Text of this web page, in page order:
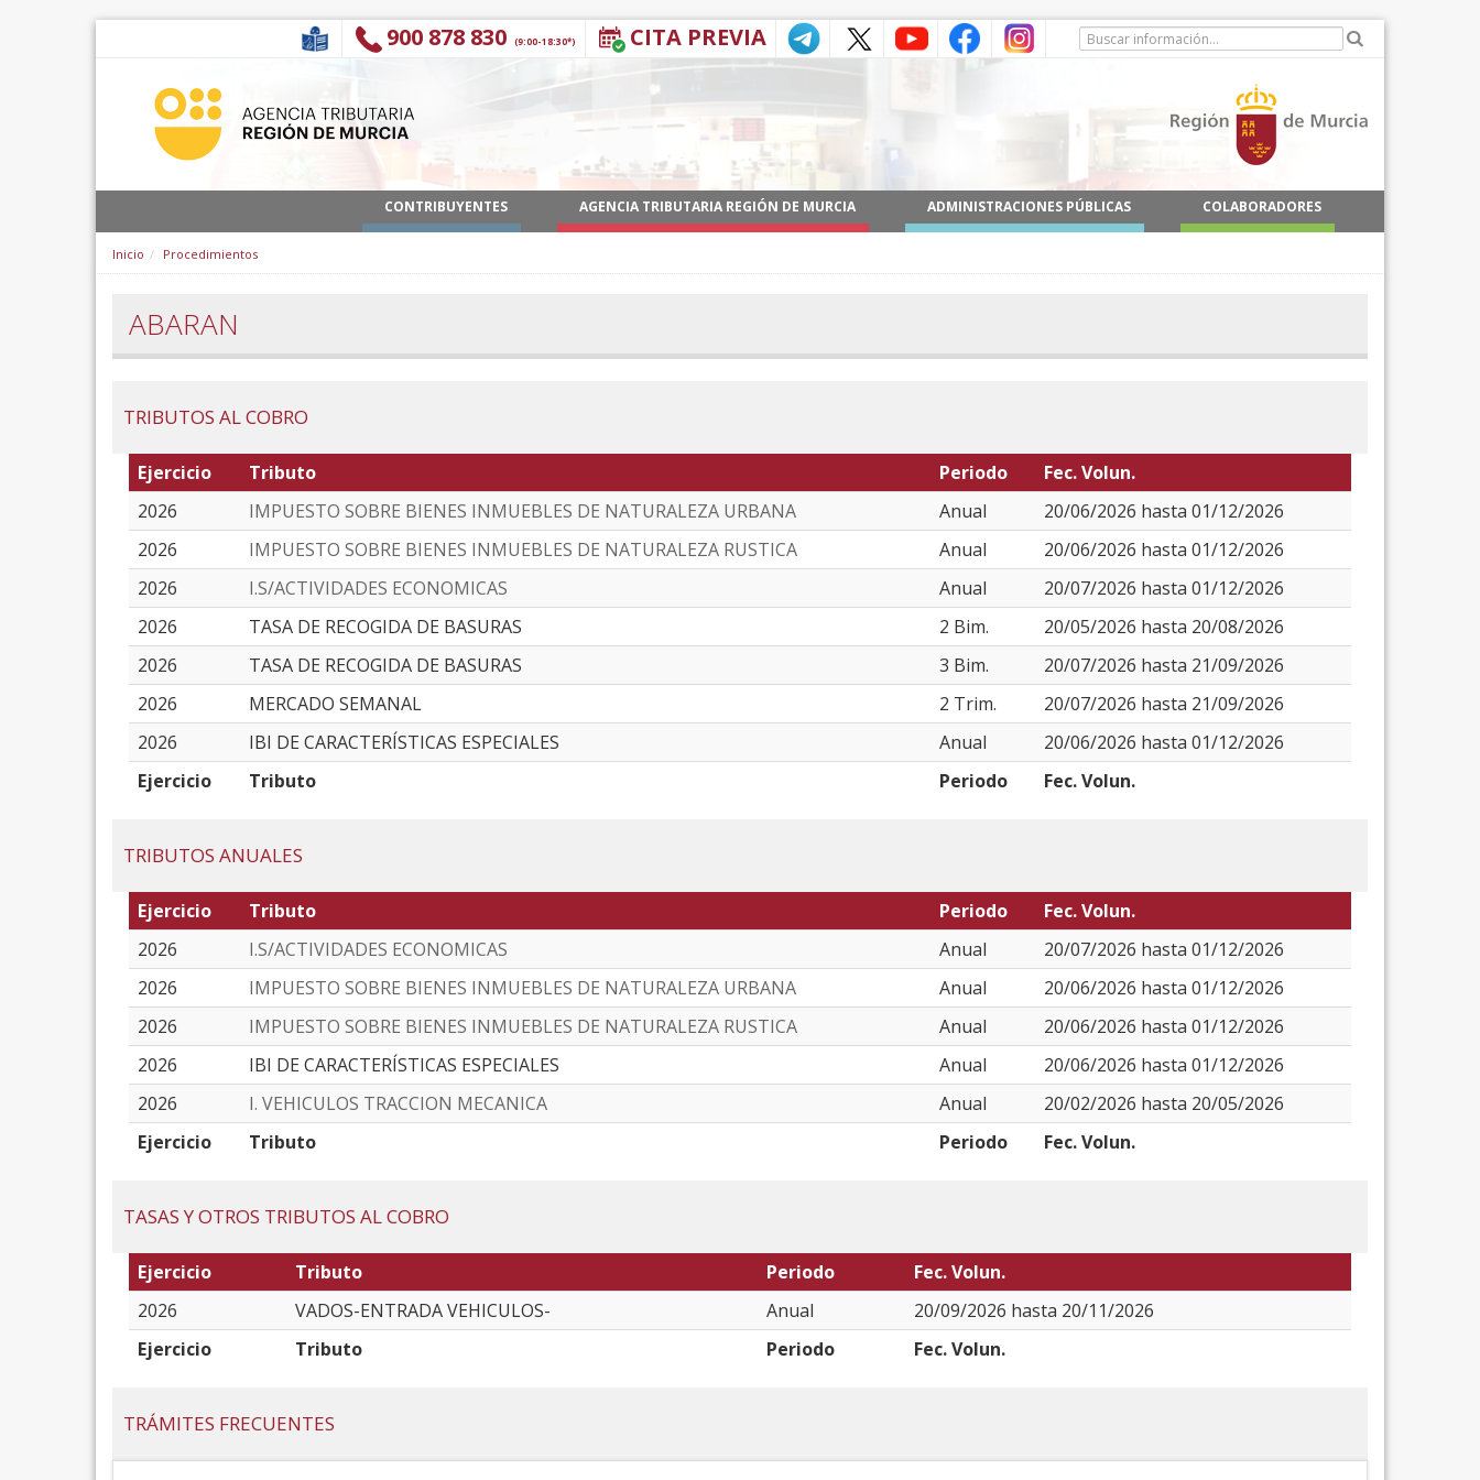
CITA PREVIA
900 878 830 (9:00-18:30*)
CONTRIBUYENTES AGENCIA TRIBUTARIA REGIÓN DE MURCIA ADMINISTRACIONES PÚBLICAS COLABORADORES
Inicio Procedimientos
ABARAN
TRIBUTOS AL COBRO
Ejercicio Tributo Periodo
Fec. Volun.
2026
IMPUESTO SOBRE BIENES INMUEBLES DE NATURALEZA URBANA Anual
20/06/2026 hasta 01/12/2026
2026
IMPUESTO SOBRE BIENES INMUEBLES DE NATURALEZA RUSTICA Anual
20/06/2026 hasta 01/12/2026
2026
I.S/ACTIVIDADES ECONOMICAS Anual
20/07/2026 hasta 01/12/2026
2026
TASA DE RECOGIDA DE BASURAS 2 Bim.
20/05/2026 hasta 20/08/2026
2026
TASA DE RECOGIDA DE BASURAS 3 Bim.
20/07/2026 hasta 21/09/2026
2026
MERCADO SEMANAL 2 Trim.
20/07/2026 hasta 21/09/2026
2026
IBI DE CARACTERÍSTICAS ESPECIALES Anual
20/06/2026 hasta 01/12/2026
Ejercicio
Tributo Periodo Fec. Volun.
TRIBUTOS ANUALES
Ejercicio Tributo Periodo
Fec. Volun.
2026
I.S/ACTIVIDADES ECONOMICAS Anual
20/07/2026 hasta 01/12/2026
2026
IMPUESTO SOBRE BIENES INMUEBLES DE NATURALEZA URBANA Anual
20/06/2026 hasta 01/12/2026
2026
IMPUESTO SOBRE BIENES INMUEBLES DE NATURALEZA RUSTICA Anual
20/06/2026 hasta 01/12/2026
2026
IBI DE CARACTERÍSTICAS ESPECIALES Anual
20/06/2026 hasta 01/12/2026
2026
I. VEHICULOS TRACCION MECANICA Anual
20/02/2026 hasta 20/05/2026
Ejercicio
Tributo Periodo Fec. Volun.
TASAS Y OTROS TRIBUTOS AL COBRO
Ejercicio Tributo Periodo
Fec. Volun.
2026
VADOS-ENTRADA VEHICULOS- Anual
20/09/2026 hasta 20/11/2026
Ejercicio
Tributo Periodo Fec. Volun.
TRÁMITES FRECUENTES